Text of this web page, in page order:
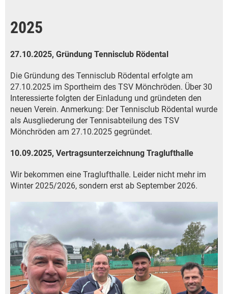
2025
27.10.2025, Gründung Tennisclub Rödental
Die Gründung des Tennisclub Rödental erfolgte am
27.10.2025 im Sportheim des TSV Mönchröden. Über 30
Interessierte folgten der Einladung und gründeten den
neuen Verein. Anmerkung: Der Tennisclub Rödental wurde
als Ausgliederung der Tennisabteilung des TSV
Mönchröden am 27.10.2025 gegründet.
10.09.2025, Vertragsunterzeichnung Traglufthalle
Wir bekommen eine Traglufthalle. Leider nicht mehr im
Winter 2025/2026, sondern erst ab September 2026.